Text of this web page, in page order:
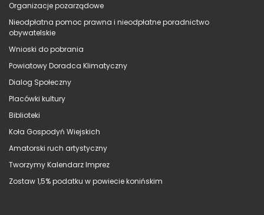
Organizacje pozarządowe
Nieodpłatna pomoc prawna i nieodpłatne poradnictwo
obywatelskie
Wnioski do pobrania
Powiatowy Doradca Klimatyczny
Dialog Społeczny
Placówki kultury
Biblioteki
Koła Gospodyń Wiejskich
Amatorski ruch artystyczny
Tworzymy Kalendarz Imprez
Zostaw 1,5% podatku w powiecie konińskim